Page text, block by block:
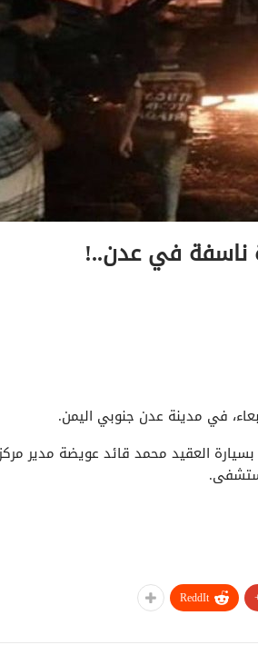
ناسفة في عدن..!
في مدينة عدن جنوبي اليمن.
العقيد محمد قائد عويضة مدير
ReddIt